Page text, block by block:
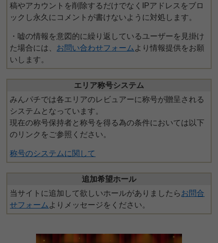
稿やアカウントを削除するだけでなくIPアドレスをブロ
ックし永久にコメントが書けないように対処します。
・嘘の情報を意図的に繰り返しているユーザーを見掛け
た場合には、 お問い合わせフォーム より情報提供をお願
いします。
エリア称号システム
みんパチでは各エリアのレビュアーに称号が贈呈される
システムとなっています。
現在の称号保持者と称号を得る為の条件においては以下
のリンクをご参照ください。
称号のシステムに関して
追加希望ホール
当サイトに追加して欲しいホールがありましたらお問合
せフォーム よりメッセージをください。